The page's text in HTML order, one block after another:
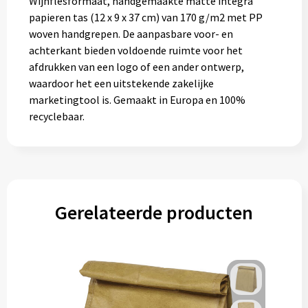
Gereedschap
Persoonlijke verzorging
Zonnebrillen
EHBO
papieren tas (12 x 9 x 37 cm) van 170 g/m2 met PP
woven handgrepen. De aanpasbare voor- en
achterkant bieden voldoende ruimte voor het
afdrukken van een logo of een ander ontwerp,
waardoor het een uitstekende zakelijke
marketingtool is. Gemaakt in Europa en 100%
recyclebaar.
Gerelateerde producten